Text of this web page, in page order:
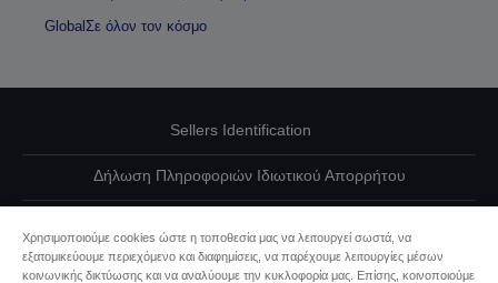
GlobalΣε όλον τον κόσμο
Sellers Identification
Δήλωση Πληροφοριών Ιδιωτικού Απορρήτου
Επικοινωνήστε μαζί μας για τα δεδομένα σας
Χρησιμοποιούμε cookies ώστε η τοποθεσία μας να λειτουργεί σωστά, να
εξατομικεύουμε περιεχόμενο και διαφημίσεις, να παρέχουμε λειτουργίες μέσων
κοινωνικής δικτύωσης και να αναλύουμε την κυκλοφορία μας. Επίσης, κοινοποιούμε